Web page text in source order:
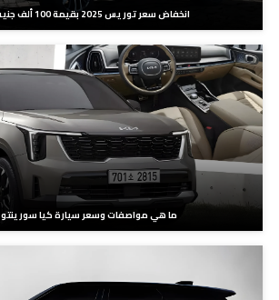
انخفاض سعر توريس 2025 بقيمة 100 ألف جنيه في مصر
ما هي مواصفات وسعر سيارة كيا سورينتو 2025؟